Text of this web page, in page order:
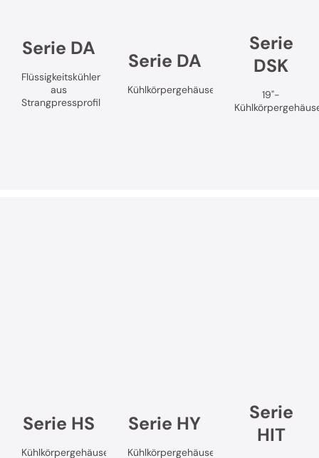
Serie DA
Flüssigkeitskühler
aus
Strangpressprofil
Serie DA
Kühlkörpergehäuse
Serie
DSK
19"-
Serie HS
Kühlkörpergehäuse
Serie HY
Kühlkörpergehäuse
Serie
HIT